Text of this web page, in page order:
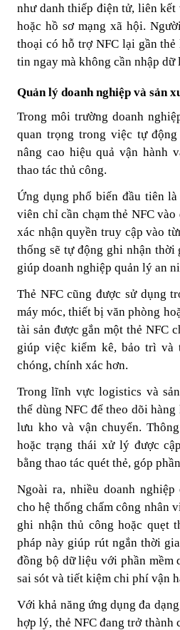
như danh thiếp điện tử, liên kết
hoặc hồ sơ mạng xã hội.
thoại có hỗ trợ NFC lại gần
tin ngay mà không cần nhập dữ
Quản lý doanh nghiệp và sản
Trong môi trường doanh
quan trọng trong việc tự
nâng cao hiệu quả vận hành
thao tác thủ công.
Ứng dụng phổ biến đầu tiên
viên chỉ cần chạm thẻ NFC vào
xác nhận quyền truy cập vào
thống sẽ tự động ghi nhận
giúp doanh nghiệp quản lý an
Thẻ NFC cũng được sử dụng
máy móc, thiết bị văn phòng
tài sản được gắn một thẻ NFC
giúp việc kiểm kê, bảo trì và
chóng, chính xác hơn.
Trong lĩnh vực logistics và
thể dùng NFC để theo dõi
lưu kho và vận chuyển.
hoặc trạng thái xử lý được
bằng thao tác quét thẻ, góp
Ngoài ra, nhiều doanh
cho hệ thống chấm công nhân
ghi nhận thủ công hoặc quẹt
pháp này giúp rút ngắn thời
đồng bộ dữ liệu với phần mềm
sai sót và tiết kiệm chi phí vận
Với khả năng ứng dụng đa
hợp lý, thẻ NFC đang trở thành